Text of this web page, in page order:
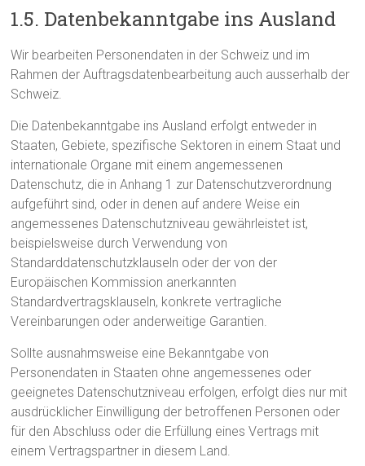
1.5. Datenbekanntgabe ins Ausland
Wir bearbeiten Personendaten in der Schweiz und im
Rahmen der Auftragsdatenbearbeitung auch ausserhalb der
Schweiz.
Die Datenbekanntgabe ins Ausland erfolgt entweder in
Staaten, Gebiete, spezifische Sektoren in einem Staat und
internationale Organe mit einem angemessenen
Datenschutz, die in Anhang 1 zur Datenschutzverordnung
aufgeführt sind, oder in denen auf andere Weise ein
angemessenes Datenschutzniveau gewährleistet ist,
beispielsweise durch Verwendung von
Standarddatenschutzklauseln oder der von der
Europäischen Kommission anerkannten
Standardvertragsklauseln, konkrete vertragliche
Vereinbarungen oder anderweitige Garantien.
Sollte ausnahmsweise eine Bekanntgabe von
Personendaten in Staaten ohne angemessenes oder
geeignetes Datenschutzniveau erfolgen, erfolgt dies nur mit
ausdrücklicher Einwilligung der betroffenen Personen oder
für den Abschluss oder die Erfüllung eines Vertrags mit
einem Vertragspartner in diesem Land.